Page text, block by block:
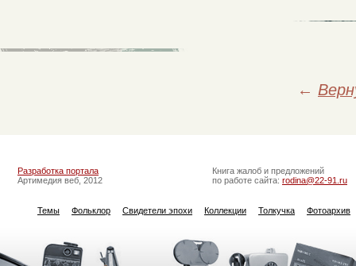
←
Разработка портала
Артимедия веб, 2012
Книга жалоб и предложений
по работе сайта: rodina@22-91.ru
Темы Фольклор Свидетели эпохи Коллекции Толкучка Фотоархив